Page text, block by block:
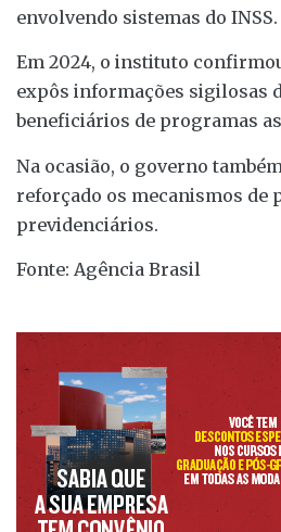
envolvendo sistemas do INSS.
Em 2024, o instituto
expôs informações sigilosas
beneficiários de programas
Na ocasião, o governo
reforçado os mecanismos de
previdenciários.
Fonte: Agência Brasil